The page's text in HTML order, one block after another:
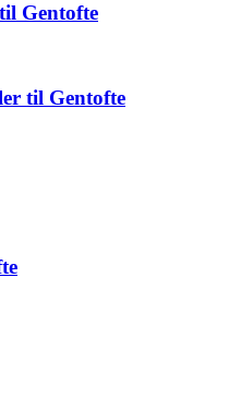
Gentofte
til Gentofte